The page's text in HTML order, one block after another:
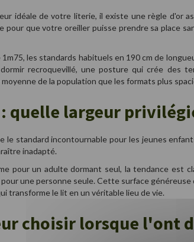
idéale de votre literie, il existe une règle d'or
pour que votre oreiller puisse prendre sa place
1m75, les standards habituels en 190 cm de
recroquevillé, une posture qui crée des
de la population que les formats plus
quelle largeur
le standard incontournable pour les jeunes
inadapté.
pour un adulte dormant seul, la tendance est
une personne seule. Cette surface
transforme le lit en un véritable lieu de vie.
choisir lorsque l'ont